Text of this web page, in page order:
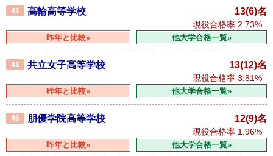
41 高輪高等学校 13(6)名
現役合格率 2.73%
昨年と比較» 他大学合格一覧»
41 共立女子高等学校 13(12)名
現役合格率 3.81%
昨年と比較» 他大学合格一覧»
46 朋優学院高等学校 12(9)名
現役合格率 1.96%
昨年と比較» 他大学合格一覧»